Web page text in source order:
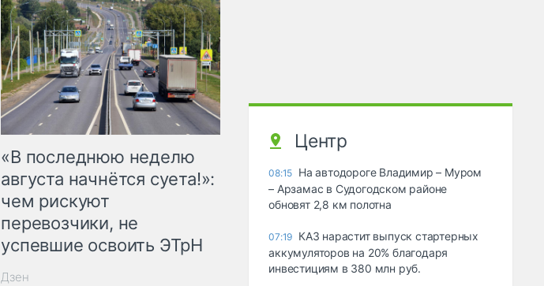
«В последнюю неделю
августа начнётся суета!»:
чем рискуют
перевозчики, не
успевшие освоить ЭТрН
Дзен
Центр
08:15 На автодороге Владимир – Муром
– Арзамас в Судогодском районе
обновят 2,8 км полотна
07:19 КАЗ нарастит выпуск стартерных
аккумуляторов на 20% благодаря
инвестициям в 380 млн руб.